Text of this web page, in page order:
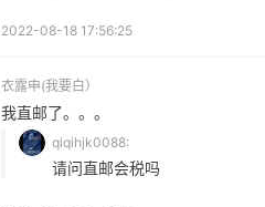
2022-08-18 17:56:25
衣露申(我要白）
我直邮了。。。
qiqihjk0088:
请问直邮会税吗